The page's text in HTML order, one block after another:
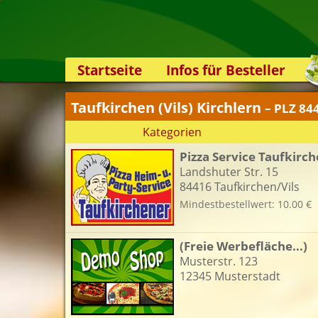
Startseite
Infos für Besteller
Lieferservice-App
Weiterempfehlen
Newsletter
Sicherheit
Kontakt
Taufkirchen (Vils) Kirchlern – PLZ
Kategorien
Pizza Service
Landshuter Str. 15
84416 Taufkirchen/Vils
Mindestbestellwert: 10.00 €
(Freie Werbefläche...)
Musterstr. 123
12345 Musterstadt